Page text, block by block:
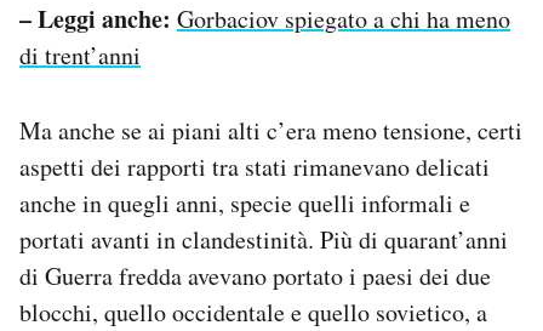
– Leggi anche: Gorbaciov spiegato a chi ha meno
di trent’anni
Ma anche se ai piani alti c’era meno tensione, certi
aspetti dei rapporti tra stati rimanevano delicati
anche in quegli anni, specie quelli informali e
portati avanti in clandestinità. Più di quarant’anni
di Guerra fredda avevano portato i paesi dei due
blocchi, quello occidentale e quello sovietico, a